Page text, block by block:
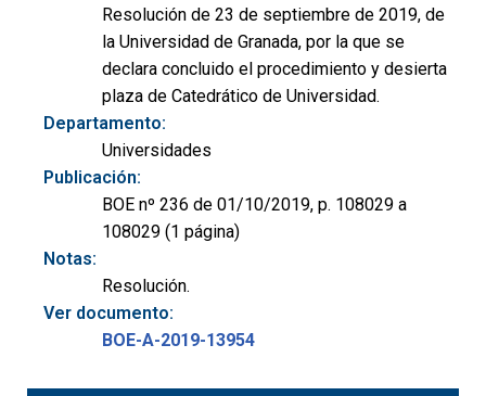
Resolución de 23 de septiembre de 2019, de
la Universidad de Granada, por la que se
declara concluido el procedimiento y desierta
plaza de Catedrático de Universidad.
Departamento:
Universidades
Publicación:
BOE nº 236 de 01/10/2019, p. 108029 a
108029 (1 página)
Notas:
Resolución.
Ver documento:
BOE-A-2019-13954